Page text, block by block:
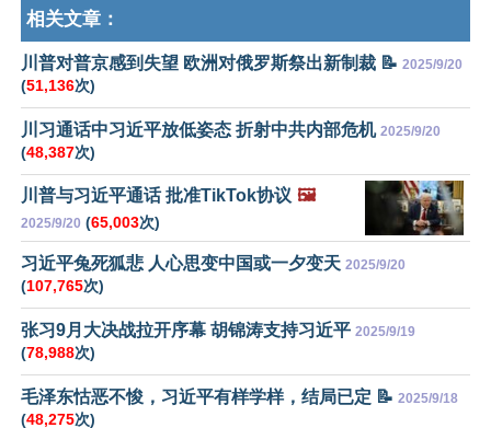
相关文章：
川普对普京感到失望 欧洲对俄罗斯祭出新制裁 📝 2025/9/20
(51,136次)
川习通话中习近平放低姿态 折射中共内部危机 2025/9/20
(48,387次)
川普与习近平通话 批准TikTok协议 🖼️
2025/9/20 (65,003次)
习近平兔死狐悲 人心思变中国或一夕变天 2025/9/20
(107,765次)
张习9月大决战拉开序幕 胡锦涛支持习近平 2025/9/19
(78,988次)
毛泽东怙恶不悛，习近平有样学样，结局已定 📝 2025/9/18
(48,275次)